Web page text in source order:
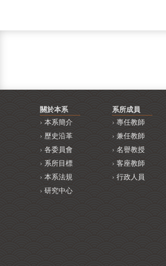
關於本系
本系簡介
歷史沿革
各委員會
系所目標
本系法規
研究中心
系所成員
專任教師
兼任教師
名譽教授
客座教師
行政人員